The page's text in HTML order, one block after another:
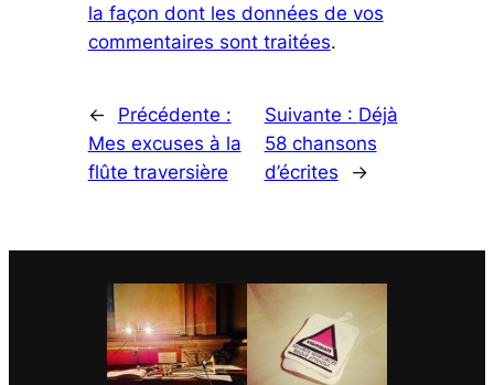
la façon dont les données de vos
commentaires sont traitées.
←
Précédente :
Mes excuses à la
flûte traversière
Suivante : Déjà
58 chansons
d’écrites
→